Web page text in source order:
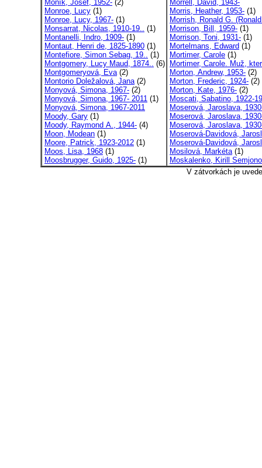
Moník, Josef, 1952- (2)
Monroe, Lucy (1)
Monroe, Lucy, 1967- (1)
Monsarrat, Nicolas, 1910-19.. (1)
Montanelli, Indro, 1909- (1)
Montaut, Henri de, 1825-1890 (1)
Montefiore, Simon Sebag, 19.. (1)
Montgomery, Lucy Maud, 1874.. (6)
Montgomeryová, Eva(2)
Montorio Doležalová, Jana(2)
Monyová, Simona, 1967- (2)
Monyová, Simona, 1967- 2011 (1)
Monyová, Simona, 1967-2011
Moody, Gary (1)
Moody, Raymond A., 1944- (4)
Moon, Modean (1)
Moore, Patrick, 1923-2012 (1)
Moos, Lisa, 1968 (1)
Moosbrugger, Guido, 1925- (1)
Morrell, David, 1943-
Morris, Heather, 1953- (1)
Morrish, Ronald G.
Morrison, Bill, 1959- (1)
Morrison, Toni, 1931- (1)
Mortelmans, Edward (1)
Mortimer, Carole (1)
Mortimer, Carole. Muž,
Morton, Andrew, 1953- (2)
Morton, Frederic, 1924- (2)
Morton, Kate, 1976- (2)
Moscati, Sabatino, 1922-
Moserová, Jaroslava,
Moserová, Jaroslava,
Moserová, Jaroslava,
Moserová-Davidová,
Moserová-Davidová,
Mosilová, Markéta(1)
Moskalenko, Kirill
V zátvorkách je